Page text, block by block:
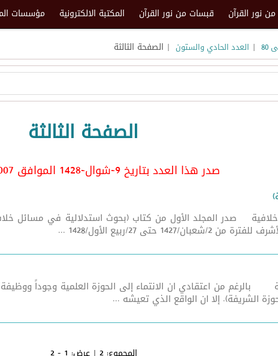
من نور القرآن قبسات من نور القرآن المكتبة الالكترونية مؤسسات
| العدد الحادي والستون | الصفحة الثالثة
الصفحة الثالثة
صدر هذا العدد بتاريخ 9-شوال-1428 الموافق 21/10/2007
صدر المجلد الأول من كتاب (بحوث استدلالية في مسائل
27/ربيع الأول/1428 ...
بالرغم من اعتقادي ان الانتماء إلى الحوزة العلمية وجوداً
الشريفة). إلا ان الواقع الذي تعيشه ...